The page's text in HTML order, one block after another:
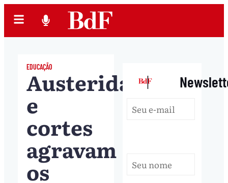
EDUCAÇÃO
Austeridade
e
cortes
agravam
os
|